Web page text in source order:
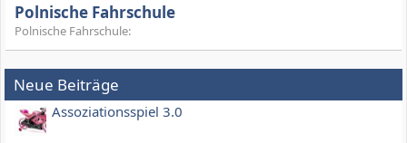
Polnische Fahrschule
Polnische Fahrschule:
Neue Beiträge
Assoziationsspiel 3.0